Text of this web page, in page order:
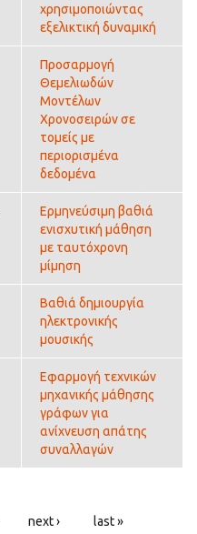
χρησιμοποιώντας
εξελικτική δυναμική
Προσαρμογή
Θεμελιωδών
Μοντέλων
Χρονοσειρών σε
τομείς με
περιορισμένα
δεδομένα
Ερμηνεύσιμη βαθιά
ενισχυτική μάθηση
με ταυτόχρονη
μίμηση
Βαθιά δημιουργία
ηλεκτρονικής
μουσικής
Εφαρμογή τεχνικών
μηχανικής μάθησης
γράφων για
ανίχνευση απάτης
συναλλαγών
next › last »